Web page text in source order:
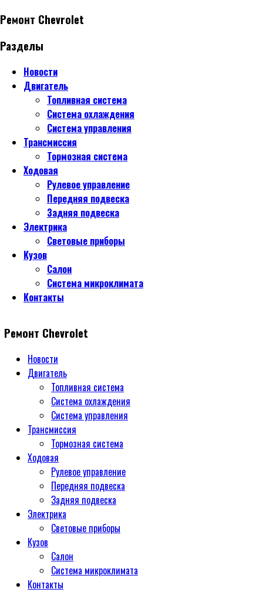
Ремонт Chevrolet
Разделы
Новости
Двигатель
Топливная система
Система охлаждения
Система управления
Трансмиссия
Тормозная система
Ходовая
Рулевое управление
Передняя подвеска
Задняя подвеска
Электрика
Световые приборы
Кузов
Салон
Система микроклимата
Контакты
Ремонт Chevrolet
Новости
Двигатель
Топливная система
Система охлаждения
Система управления
Трансмиссия
Тормозная система
Ходовая
Рулевое управление
Передняя подвеска
Задняя подвеска
Электрика
Световые приборы
Кузов
Салон
Система микроклимата
Контакты